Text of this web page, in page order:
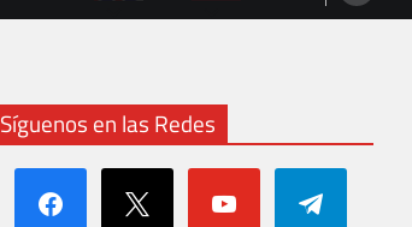
Síguenos en las Redes
facebook x youtube telegram